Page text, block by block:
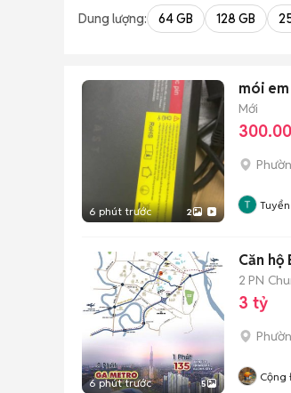
Dung lượng: 64 GB 128 GB
6 phút trước 2
mói
Mới
6 phút trước 5
Căn hộ
2 PN
3 tỷ
Cộng